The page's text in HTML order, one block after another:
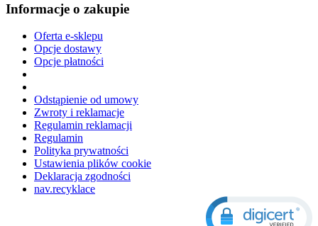
Informacje o zakupie
Oferta e-sklepu
Opcje dostawy
Opcje płatności
Odstąpienie od umowy
Zwroty i reklamacje
Regulamin reklamacji
Regulamin
Polityka prywatności
Ustawienia plików cookie
Deklaracja zgodności
nav.recyklace